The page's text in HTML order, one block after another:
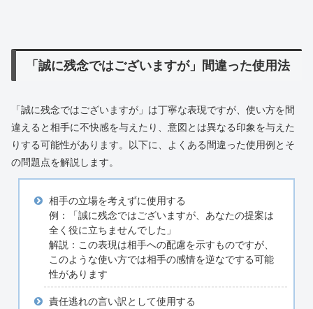
「誠に残念ではございますが」間違った使用法
「誠に残念ではございますが」は丁寧な表現ですが、使い方を間
違えると相手に不快感を与えたり、意図とは異なる印象を与えた
りする可能性があります。以下に、よくある間違った使用例とそ
の問題点を解説します。
相手の立場を考えずに使用する
例：「誠に残念ではございますが、あなたの提案は
全く役に立ちませんでした」
解説：この表現は相手への配慮を示すものですが、
このような使い方では相手の感情を逆なでする可能
性があります
責任逃れの言い訳として使用する